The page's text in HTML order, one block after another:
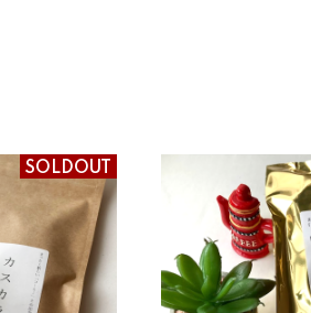
SOLDOUT